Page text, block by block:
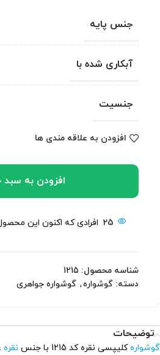
جنس پایه
آبکاری شده با
جنسیت
افزودن به علاقه مندی ها
افزودن به سبد
25 افرادی که اکنون این
شناسه محصول: 1215
دسته: گوشواره, گوشواره جواهری
توضیحات
گوشوارهکلیپسی نقره کد 1215 با جنس نقره